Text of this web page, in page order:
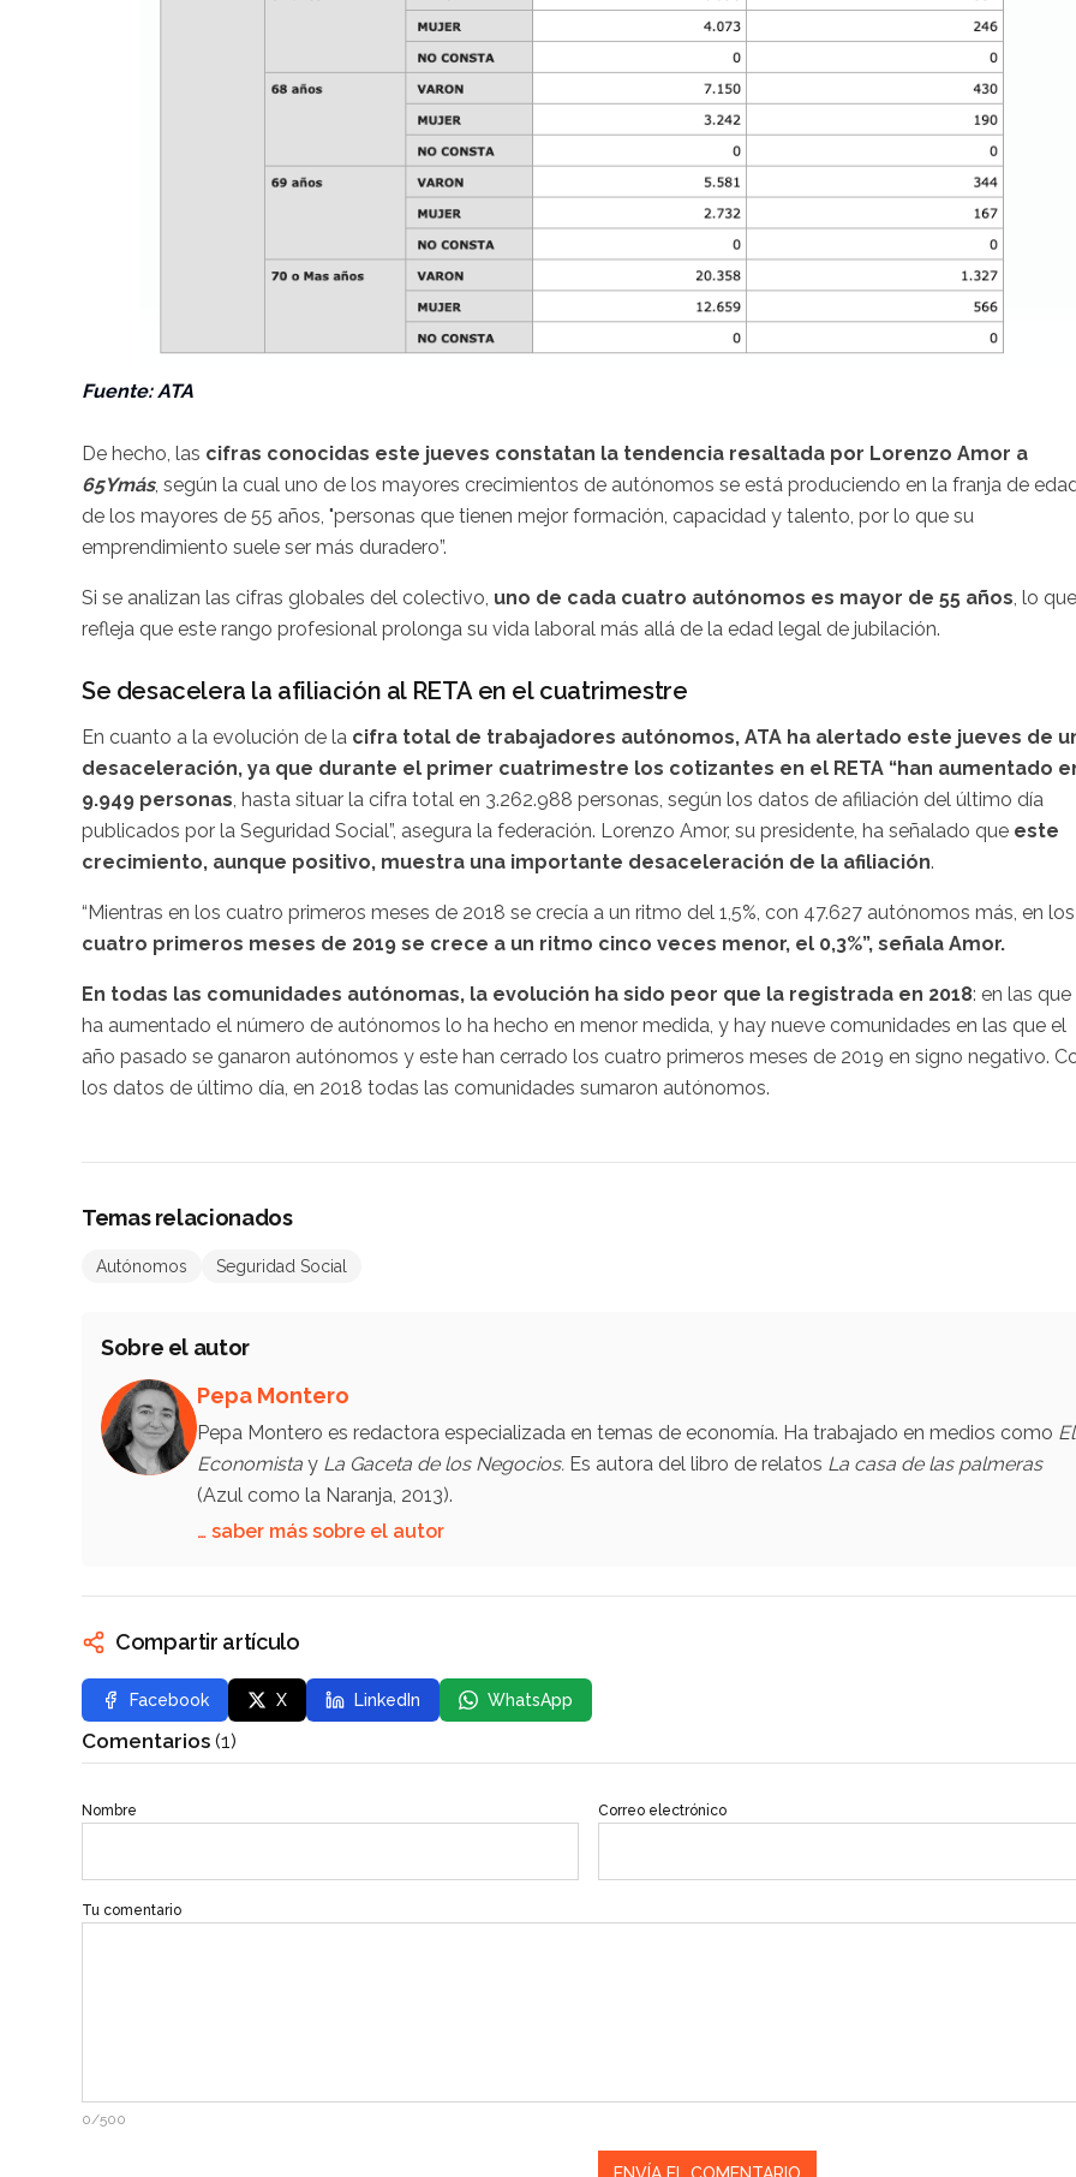
Fuente: ATA
De hecho, las cifras conocidas este jueves constatan la tendencia resaltada por Lorenzo Amor a
65Ymás, según la cual uno de los mayores crecimientos de autónomos se está produciendo en la franja de
de los mayores de 55 años, "personas que tienen mejor formación, capacidad y talento, por lo que su
emprendimiento suele ser más duradero”.
Si se analizan las cifras globales del colectivo, uno de cada cuatro autónomos es mayor de 55 años, lo que
refleja que este rango profesional prolonga su vida laboral más allá de la edad legal de jubilación.
Se desacelera la afiliación al RETA en el cuatrimestre
En cuanto a la evolución de la cifra total de trabajadores autónomos, ATA ha alertado este jueves de
desaceleración, ya que durante el primer cuatrimestre los cotizantes en el RETA “han aumentado
9.949 personas, hasta situar la cifra total en 3.262.988 personas, según los datos de afiliación del último día
publicados por la Seguridad Social”, asegura la federación. Lorenzo Amor, su presidente, ha señalado que este
crecimiento, aunque positivo, muestra una importante desaceleración de la afiliación.
“Mientras en los cuatro primeros meses de 2018 se crecía a un ritmo del 1,5%, con 47.627 autónomos más, en los
cuatro primeros meses de 2019 se crece a un ritmo cinco veces menor, el 0,3%”, señala Amor.
En todas las comunidades autónomas, la evolución ha sido peor que la registrada en 2018: en las que
ha aumentado el número de autónomos lo ha hecho en menor medida, y hay nueve comunidades en las que el
año pasado se ganaron autónomos y este han cerrado los cuatro primeros meses de 2019 en signo negativo.
los datos de último día, en 2018 todas las comunidades sumaron autónomos.
Temas relacionados
Autónomos Seguridad Social
Sobre el autor
Pepa Montero
Pepa Montero es redactora especializada en temas de economía. Ha trabajado en medios como El
Economista y La Gaceta de los Negocios. Es autora del libro de relatos La casa de las palmeras
(Azul como la Naranja, 2013).
… saber más sobre el autor
Compartir artículo
Facebook X LinkedIn WhatsApp
Comentarios (1)
Nombre Correo electrónico
Tu comentario
0/500